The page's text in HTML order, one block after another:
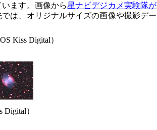
ます。画像から星ナビデジカメ実験隊が
は、オリジナルサイズの画像や撮影デー
Kiss Digital）
Digital）